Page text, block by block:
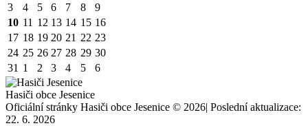
3
4 5 6 7 8
9
10 11 12 13 14 15 16
17 18 19 20 21 22 23
24 25 26 27 28 29 30
31 1 2 3 4 5 6
Hasiči obce Jesenice
Oficiální stránky Hasiči obce Jesenice © 2026| Poslední aktualizace:
22. 6. 2026